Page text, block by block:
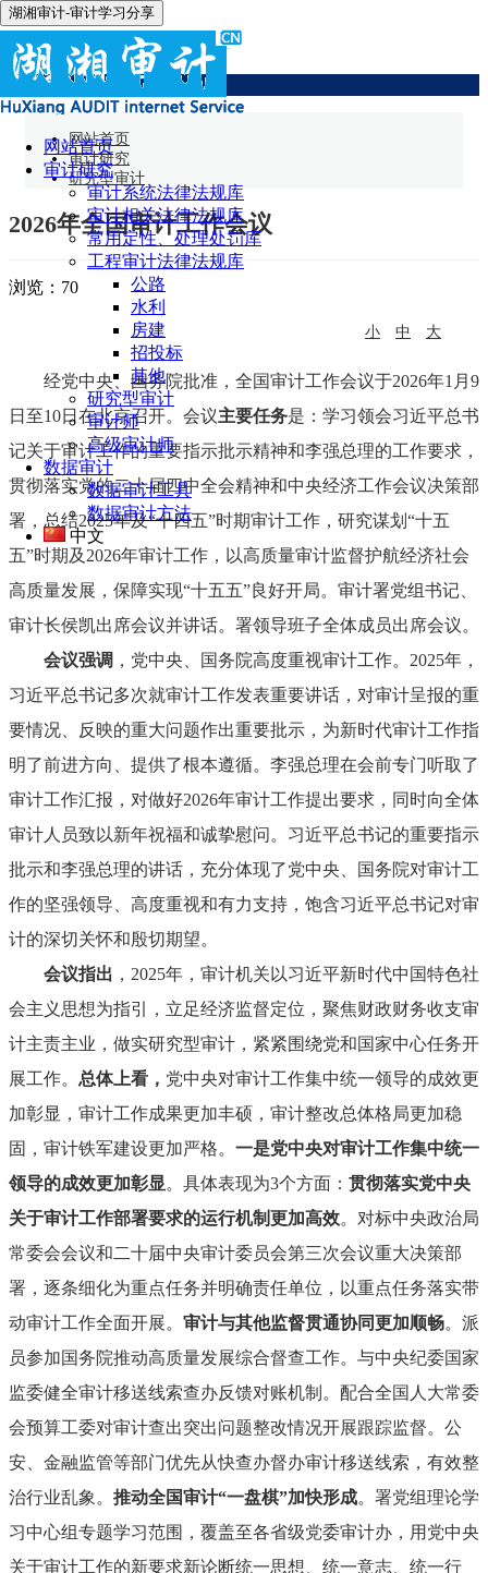
湖湘审计-审计学习分享
网站首页
审计研究
审计系统法律法规库
审计相关法律法规库
常用定性、处理处罚库
工程审计法律法规库
公路
水利
房建
招投标
其他
研究型审计
审计师
高级审计师
数据审计
数据审计工具
数据审计方法
中文
研究型审计
网站首页
审计研究
研究型审计
2026年全国审计工作会议
浏览： 70
小 中 大
经党中央、国务院批准，全国审计工作会议于2026年1月9
日至10日在北京召开。会议主要任务是：学习领会习近平总书
记关于审计工作的重要指示批示精神和李强总理的工作要求，
贯彻落实党的二十届四中全会精神和中央经济工作会议决策部
署，总结2025年及“十四五”时期审计工作，研究谋划“十五
五”时期及2026年审计工作，以高质量审计监督护航经济社会
高质量发展，保障实现“十五五”良好开局。审计署党组书记、
审计长侯凯出席会议并讲话。署领导班子全体成员出席会议。
会议强调 ，党中央、国务院高度重视审计工作。2025年，
习近平总书记多次就审计工作发表重要讲话，对审计呈报的重
要情况、反映的重大问题作出重要批示，为新时代审计工作指
明了前进方向、提供了根本遵循。李强总理在会前专门听取了
审计工作汇报，对做好2026年审计工作提出要求，同时向全体
审计人员致以新年祝福和诚挚慰问。习近平总书记的重要指示
批示和李强总理的讲话，充分体现了党中央、国务院对审计工
作的坚强领导、高度重视和有力支持，饱含习近平总书记对审
计的深切关怀和殷切期望。
会议指出 ，2025年，审计机关以习近平新时代中国特色社
会主义思想为指引，立足经济监督定位，聚焦财政财务收支审
计主责主业，做实研究型审计，紧紧围绕党和国家中心任务开
展工作。 总体上看， 党中央对审计工作集中统一领导的成效更
加彰显，审计工作成果更加丰硕，审计整改总体格局更加稳
固，审计铁军建设更加严格。 一是党中央对审计工作集中统一
领导的成效更加彰显。具体表现为3个方面： 贯彻落实党中央
关于审计工作部署要求的运行机制更加高效。对标中央政治局
常委会会议和二十届中央审计委员会第三次会议重大决策部
署，逐条细化为重点任务并明确责任单位，以重点任务落实带
动审计工作全面开展。 审计与其他监督贯通协同更加顺畅。派
员参加国务院推动高质量发展综合督查工作。与中央纪委国家
监委健全审计移送线索查办反馈对账机制。配合全国人大常委
会预算工委对审计查出突出问题整改情况开展跟踪监督。公
安、金融监管等部门优先从快查办督办审计移送线索，有效整
治行业乱象。 推动全国审计“一盘棋”加快形成。署党组理论学
习中心组专题学习范围，覆盖至各省级党委审计办，用党中央
关于审计工作的新要求新论断统一思想、统一意志、统一行